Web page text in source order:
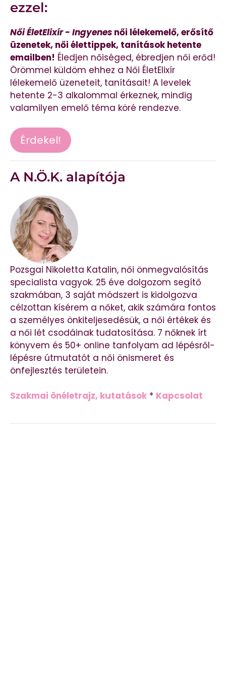
ezzel:
Női ÉletElixír - Ingyenes női lélekemelő, erősítő
üzenetek, női élettippek, tanítások hetente
emailben! Éledjen nőiséged, ébredjen női erőd!
Örömmel küldöm ehhez a Női ÉletElixír
lélekemelő üzeneteit, tanításait! A levelek
hetente 2-3 alkalommal érkeznek, mindig
valamilyen emelő téma köré rendezve.
Érdekel!
A N.Ö.K. alapítója
Pozsgai Nikoletta Katalin, női önmegvalósítás
specialista vagyok. 25 éve dolgozom segítő
szakmában, 3 saját módszert is kidolgozva
célzottan kísérem a nőket, akik számára fontos
a személyes önkiteljesedésük, a női értékek és
a női lét csodáinak tudatosítása. 7 nőknek írt
könyvem és 50+ online tanfolyam ad lépésről-
lépésre útmutatót a női önismeret és
önfejlesztés területein.
Szakmai önéletrajz, kutatások * Kapcsolat